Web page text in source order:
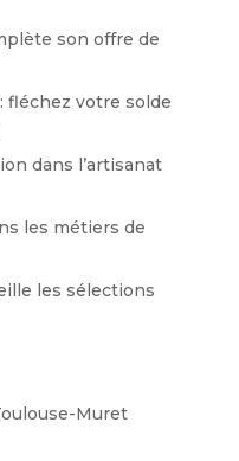
son offre de
fléchez votre solde
dans l’artisanat
les métiers de
les sélections
Muret